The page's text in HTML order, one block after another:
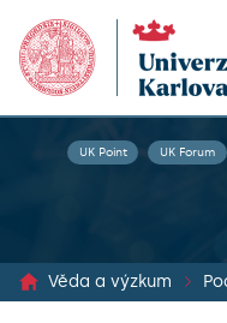
UK Point UK Forum
Věda a výzkum